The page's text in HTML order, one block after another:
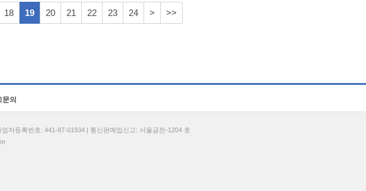
18 19 20 21 22 23 24 > >>
의
자등록번호: 441-87-01934 | 통신판매업신고: 서울금천-1204 호